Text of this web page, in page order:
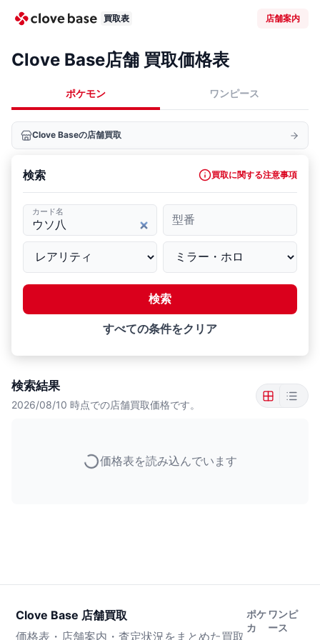
買取表 店舗案内
Clove Base店舗 買取価格表
ポケモン ワンピース
Clove Baseの店舗買取
検索 買取に関する注意事項
カード名
型番
検索
すべての条件をクリア
検索結果
2026/08/10 時点での店舗買取価格です。
価格表を読み込んでいます
Clove Base 店舗買取
価格表・店舗案内・査定状況をまとめた買取
ポケ
カ
ワンピ
ース